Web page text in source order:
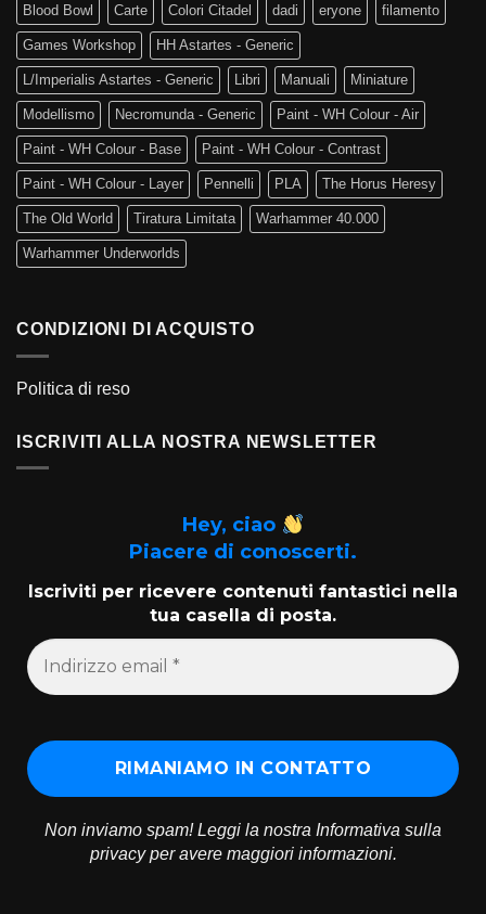
Blood Bowl Carte Colori Citadel dadi eryone filamento
Games Workshop HH Astartes - Generic
L/Imperialis Astartes - Generic Libri Manuali Miniature
Modellismo Necromunda - Generic Paint - WH Colour - Air
Paint - WH Colour - Base Paint - WH Colour - Contrast
Paint - WH Colour - Layer Pennelli PLA The Horus Heresy
The Old World Tiratura Limitata Warhammer 40.000
Warhammer Underworlds
CONDIZIONI DI ACQUISTO
Politica di reso
ISCRIVITI ALLA NOSTRA NEWSLETTER
Hey, ciao
Piacere di conoscerti.
Iscriviti per ricevere contenuti fantastici nella
tua casella di posta.
Non inviamo spam! Leggi la nostra Informativa sulla
privacyper avere maggiori informazioni.